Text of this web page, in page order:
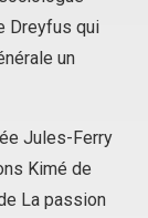
Dreyfus qui
un
Jules-Ferry
Kimé de
La passion